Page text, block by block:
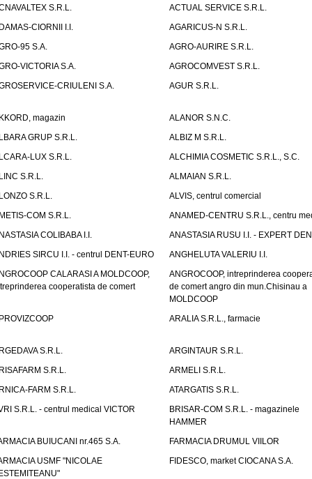
S.R.L.
ACTUAL SERVICE S.R.L.
CIORNII I.I.
AGARICUS-N S.R.L.
95 S.A.
AGRO-AURIRE S.R.L.
VICTORIA S.A.
AGROCOMVEST S.R.L.
CRIULENI S.A.
AGUR S.R.L.
magazin
ALANOR S.N.C.
GRUP S.R.L.
ALBIZ M S.R.L.
LUX S.R.L.
ALCHIMIA COSMETIC S.R.L., S.C.
S.R.L.
ALMAIAN S.R.L.
S.R.L.
ALVIS, centrul comercial
COM S.R.L.
ANAMED-CENTRU S.R.L., centru
COLIBABA I.I.
ANASTASIA RUSU I.I. - EXPERT
SIRCU I.I. - centrul DENT-EURO
ANGHELUTA VALERIU I.I.
CALARASI A MOLDCOOP,
cooperatista de comert
ANGROCOOP, intreprinderea
de comert angro din mun.Chisinau a
MOLDCOOP
ARALIA S.R.L., farmacie
S.R.L.
ARGINTAUR S.R.L.
S.R.L.
ARMELI S.R.L.
FARM S.R.L.
ATARGATIS S.R.L.
S.R.L. - centrul medical VICTOR
BRISAR-COM S.R.L. - magazinele
HAMMER
BUIUCANI nr.465 S.A.
FARMACIA DRUMUL VIILOR
USMF "NICOLAE
FIDESCO, market CIOCANA S.A.